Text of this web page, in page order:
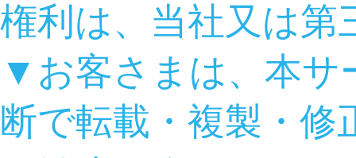
権利は、当社又は第
▼お客さまは、本サ
断で転載・複製・修